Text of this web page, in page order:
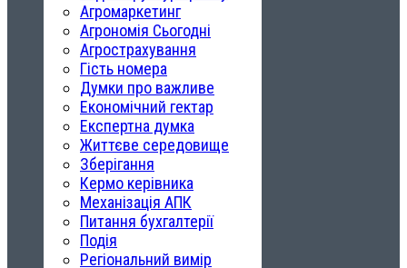
Агромаркетинг
Агрономія Сьогодні
Агрострахування
Гість номера
Думки про важливе
Економічний гектар
Експертна думка
Життєве середовище
Зберігання
Кермо керівника
Механізація АПК
Питання бухгалтерії
Подія
Регіональний вимір